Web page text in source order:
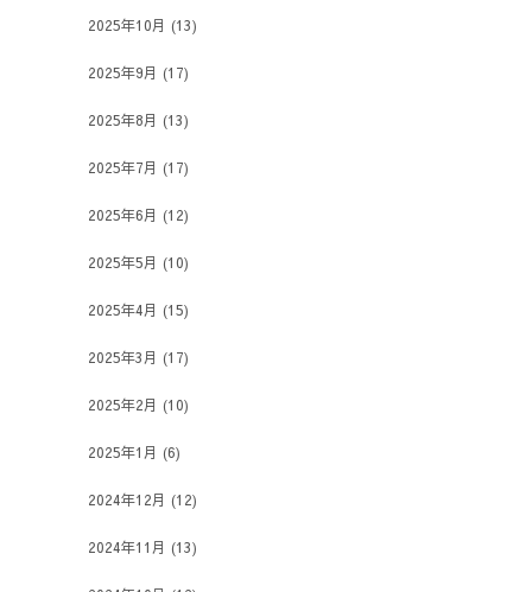
2025年10月 (13)
2025年9月 (17)
2025年8月 (13)
2025年7月 (17)
2025年6月 (12)
2025年5月 (10)
2025年4月 (15)
2025年3月 (17)
2025年2月 (10)
2025年1月 (6)
2024年12月 (12)
2024年11月 (13)